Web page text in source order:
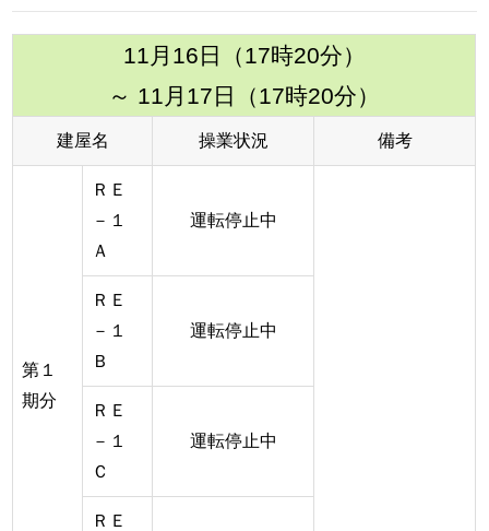
11月16日（17時20分）
～ 11月17日（17時20分）
建屋名 操業状況 備考
第１
期分
ＲＥ
－１
Ａ
運転停止中
ＲＥ
－１
Ｂ
運転停止中
ＲＥ
－１
Ｃ
運転停止中
ＲＥ